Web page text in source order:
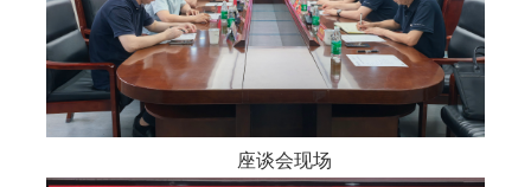
座谈会现场